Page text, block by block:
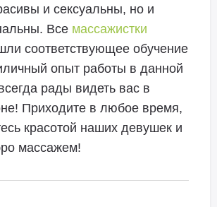
и сексуальны, но и
Все массажистки
соответствующее обучение
опыт работы в данной
рады видеть вас в
Приходите в любое время,
красотой наших девушек и
массажем!